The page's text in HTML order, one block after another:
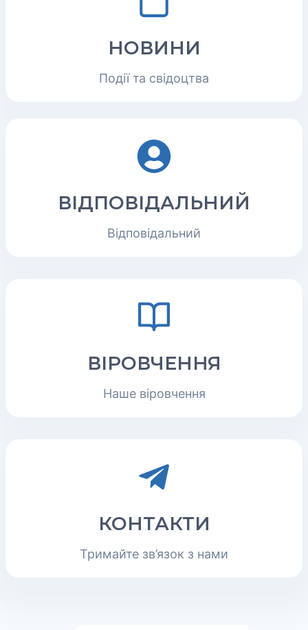
НОВИНИ
Події та свідоцтва
ВІДПОВІДАЛЬНИЙ
Відповідальний
ВІРОВЧЕННЯ
Наше віровчення
КОНТАКТИ
Тримайте зв’язок з нами